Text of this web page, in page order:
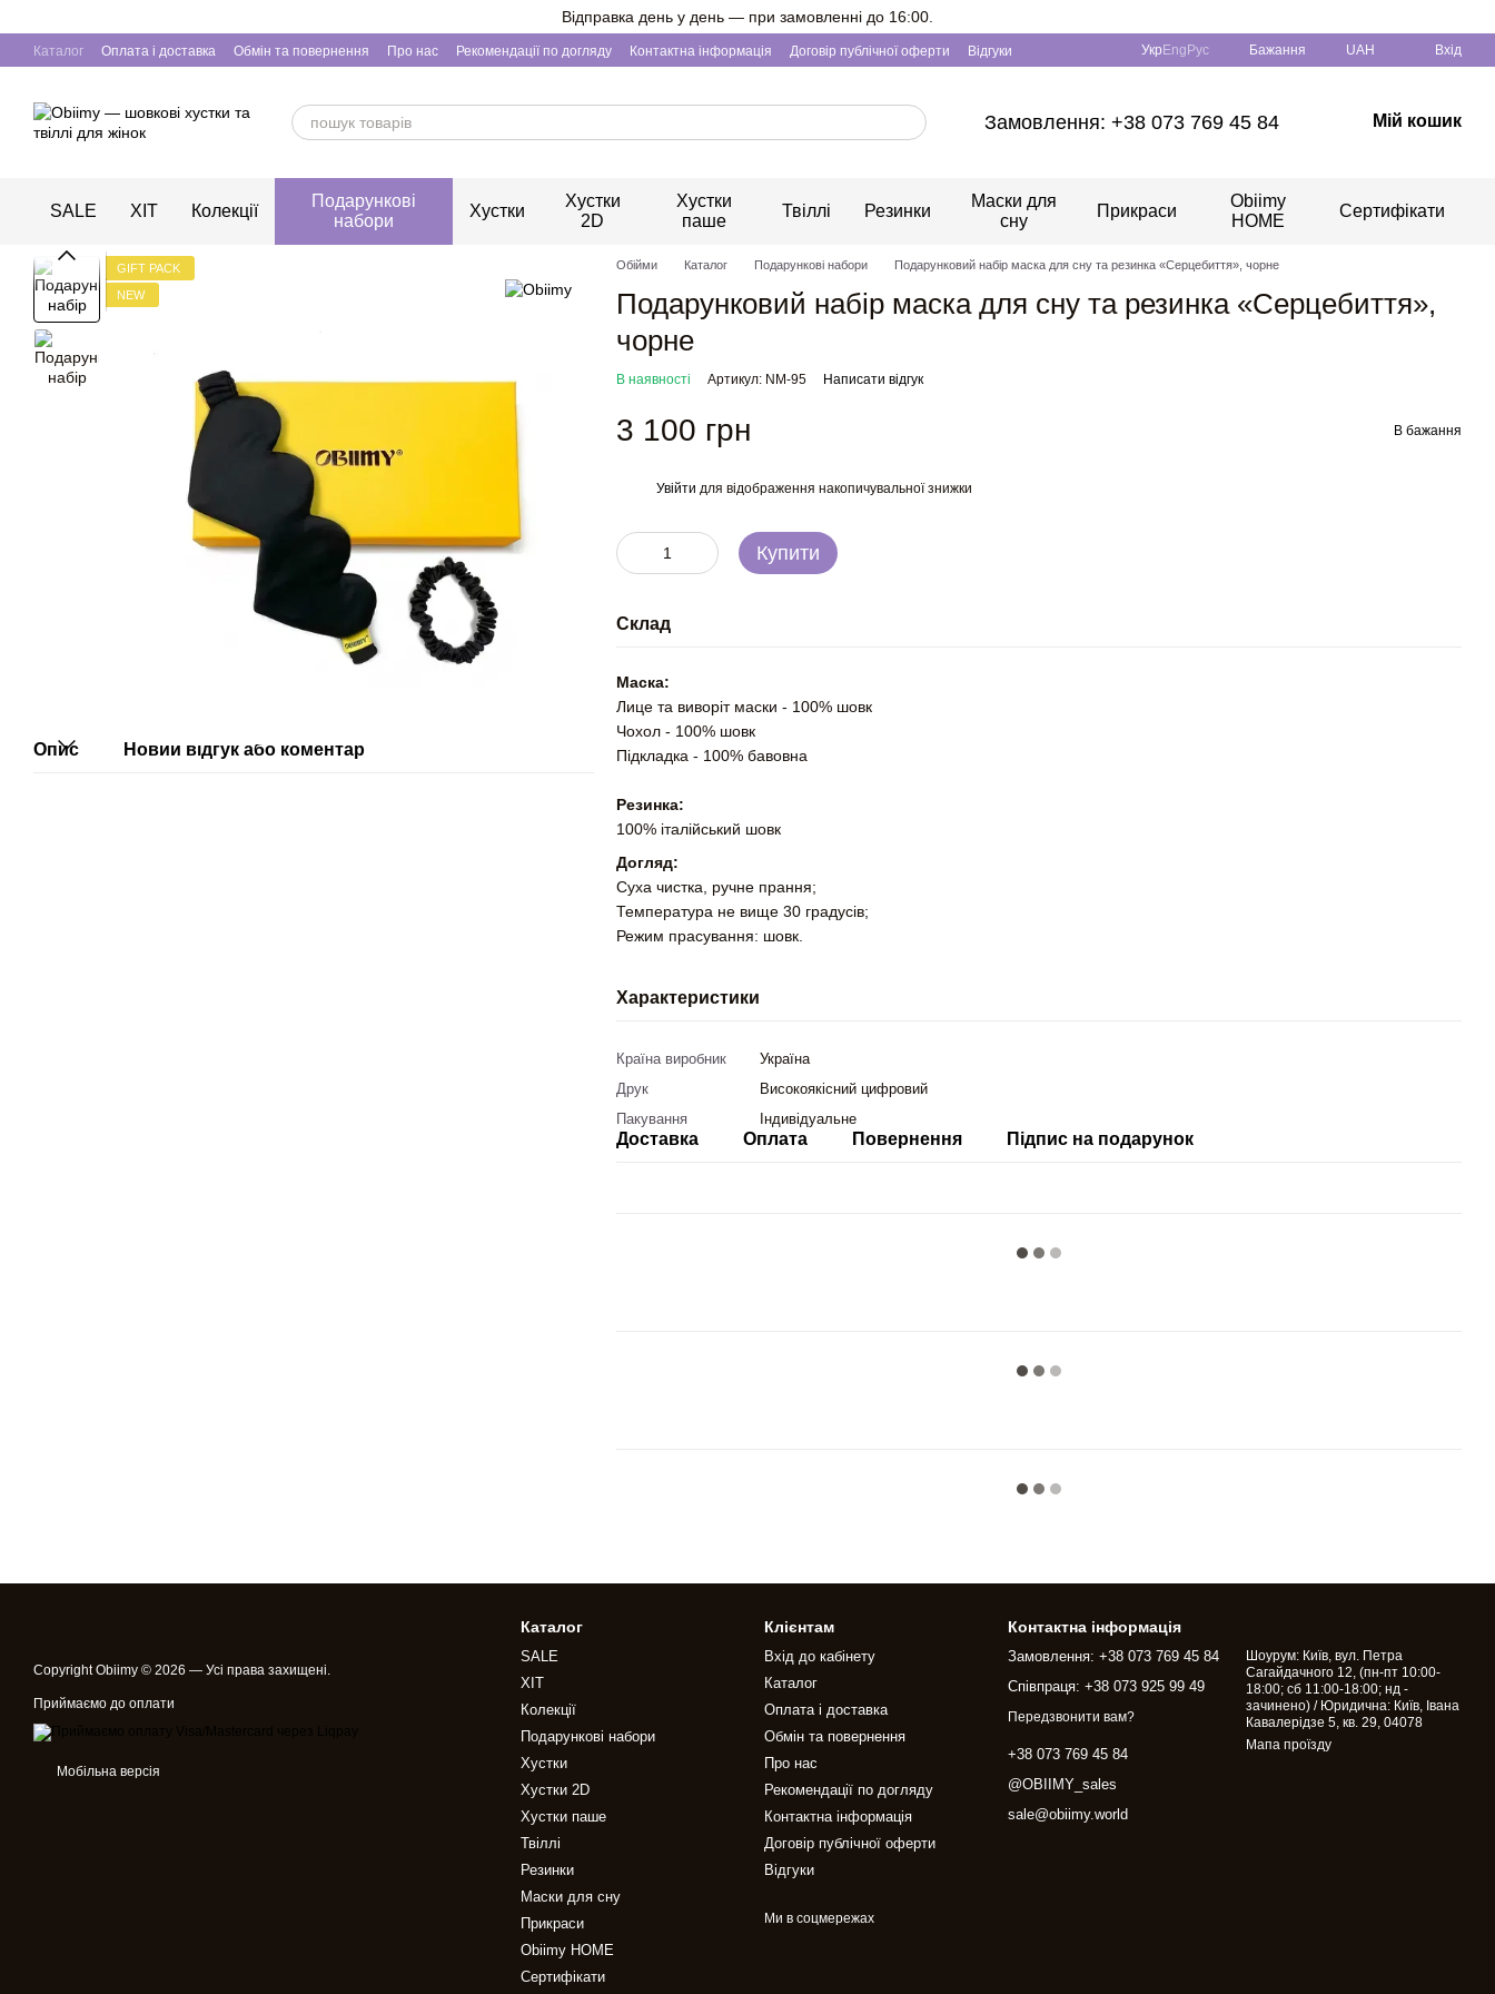
Відправка день у день — при замовленні до 16:00.
Каталог Оплата і доставка Обмін та повернення Про нас Рекомендації по догляду Контактна інформація Договір публічної оферти Відгуки Укр Eng Рус Бажання UAH Вхід
Замовлення: +38 073 769 45 84 Мій кошик
SALE ХІТ Колекції
Подарункові
набори
Хустки
Хустки
2D
Хустки
паше
Твіллі Резинки
Маски для
сну
Прикраси
Obiimy
HOME
Сертифікати
GIFT PACK
NEW
Опис Новий відгук або коментар
Обійми Каталог Подарункові набори Подарунковий набір маска для сну та резинка «Серцебиття», чорне
Подарунковий набір маска для сну та резинка «Серцебиття»,
чорне
В наявності Артикул: NM-95 Написати відгук
3 100 грн В бажання
Увійти для відображення накопичувальної знижки
Купити
Склад
Маска:
Лице та виворіт маски - 100% шовк
Чохол - 100% шовк
Підкладка - 100% бавовна
Резинка:
100% італійський шовк
Догляд:
Суха чистка, ручне прання;
Температура не вище 30 градусів;
Режим прасування: шовк.
Характеристики
Країна виробник
Україна
Друк
Високоякісний цифровий
Пакування
Індивідуальне
Доставка Оплата Повернення Підпис на подарунок
Copyright Obiimy © 2026 — Усі права захищені.
Приймаємо до оплати
Мобільна версія
Каталог
SALE
ХІТ
Колекції
Подарункові набори
Хустки
Хустки 2D
Хустки паше
Твіллі
Резинки
Маски для сну
Прикраси
Obiimy HOME
Сертифікати
Клієнтам
Вхід до кабінету
Каталог
Оплата і доставка
Обмін та повернення
Про нас
Рекомендації по догляду
Контактна інформація
Договір публічної оферти
Відгуки
Ми в соцмережах
Контактна інформація
Замовлення: +38 073 769 45 84
Співпраця: +38 073 925 99 49
Передзвонити вам?
+38 073 769 45 84
@OBIIMY_sales
sale@obiimy.world
Шоурум: Київ, вул. Петра
Сагайдачного 12, (пн-пт 10:00-
18:00; сб 11:00-18:00; нд -
зачинено) / Юридична: Київ, Івана
Кавалерідзе 5, кв. 29, 04078
Мапа проїзду